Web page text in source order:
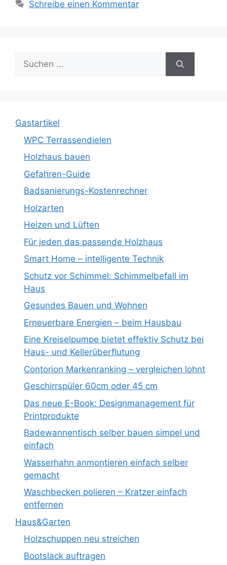
Schreibe einen Kommentar
Suche
nach:
Gastartikel
WPC Terrassendielen
Holzhaus bauen
Gefahren-Guide
Badsanierungs-Kostenrechner
Holzarten
Heizen und Lüften
Für jeden das passende Holzhaus
Smart Home – intelligente Technik
Schutz vor Schimmel: Schimmelbefall im
Haus
Gesundes Bauen und Wohnen
Erneuerbare Energien – beim Hausbau
Eine Kreiselpumpe bietet effektiv Schutz bei
Haus- und Kellerüberflutung
Contorion Markenranking – vergleichen lohnt
Geschirrspüler 60cm oder 45 cm
Das neue E-Book: Designmanagement für
Printprodukte
Badewannentisch selber bauen simpel und
einfach
Wasserhahn anmontieren einfach selber
gemacht
Waschbecken polieren – Kratzer einfach
entfernen
Haus&Garten
Holzschuppen neu streichen
Bootslack auftragen